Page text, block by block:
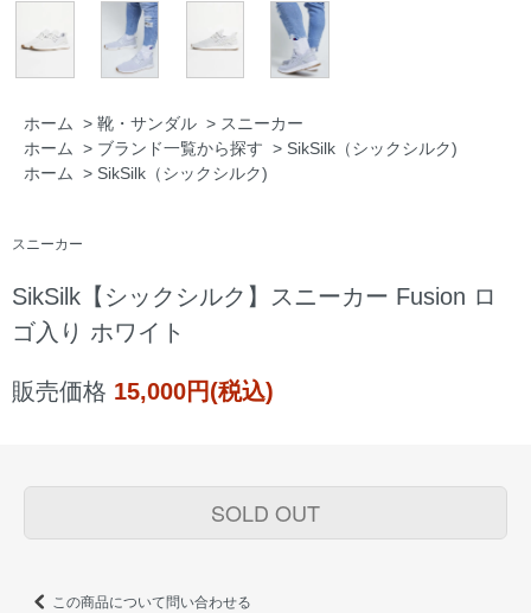
ホーム > 靴・サンダル > スニーカー
ホーム > ブランド一覧から探す > SikSilk（シックシルク)
ホーム > SikSilk（シックシルク)
スニーカー
SikSilk【シックシルク】スニーカー Fusion ロ
ゴ入り ホワイト
販売価格 15,000円(税込)
SOLD OUT
この商品について問い合わせる